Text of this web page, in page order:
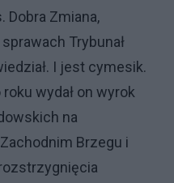
Dobra Zmiana,
Trybunał
I jest cymesik.
wydał on wyrok
na
Brzegu i